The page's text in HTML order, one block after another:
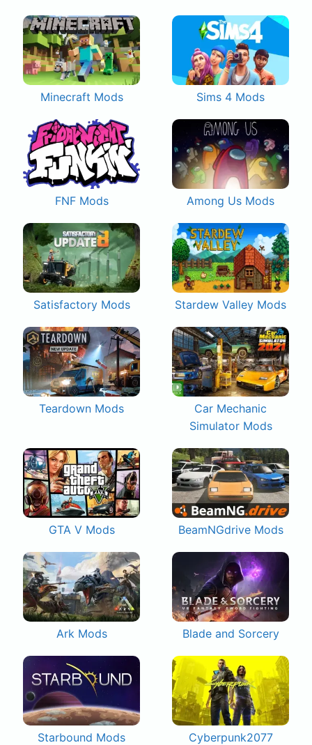
Minecraft Mods Sims 4 Mods
FNF Mods Among Us Mods
Satisfactory Mods Stardew Valley Mods
Teardown Mods
Car Mechanic
Simulator Mods
GTA V Mods BeamNGdrive Mods
Ark Mods Blade and Sorcery
Starbound Mods Cyberpunk2077